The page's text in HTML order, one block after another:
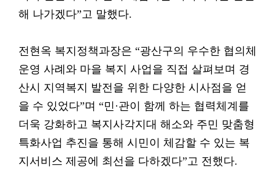
해 나가겠다”고 말했다.
전현옥 복지정책과장은 “광산구의 우수한 협의체
운영 사례와 마을 복지 사업을 직접 살펴보며 경
산시 지역복지 발전을 위한 다양한 시사점을 얻
을 수 있었다”며 “민·관이 함께 하는 협력체계를
더욱 강화하고 복지사각지대 해소와 주민 맞춤형
특화사업 추진을 통해 시민이 체감할 수 있는 복
지서비스 제공에 최선을 다하겠다”고 전했다.